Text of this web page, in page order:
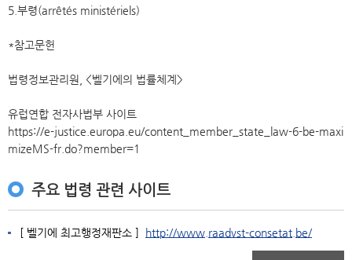
5.부령(arrêtés ministériels)
*참고문헌
법령정보관리원, <벨기에의 법률체계>
유럽연합 전자사법부 사이트
https://e-justice.europa.eu/content_member_state_law-6-be-maxi
mizeMS-fr.do?member=1
주요 법령 관련 사이트
[ 벨기에 최고행정재판소 ] http://www.raadvst-consetat.be/